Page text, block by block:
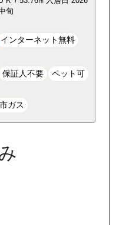
旬
インターネット無料
保証人不要 ペット可
ガス